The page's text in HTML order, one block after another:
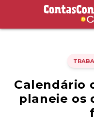
Contas Connosco by
Calendário
planeie os